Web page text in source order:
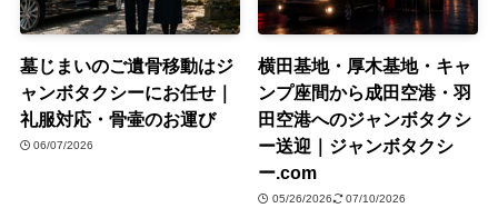
墓じまいのご遺骨移動はジ
ャンボタクシーにお任せ｜
礼服対応・骨壷のお運び
06/07/2026
横田基地・厚木基地・キャ
ンプ座間から成田空港・羽
田空港へのジャンボタクシ
ー送迎｜ジャンボタクシ
ー.com
05/26/2026 07/10/2026